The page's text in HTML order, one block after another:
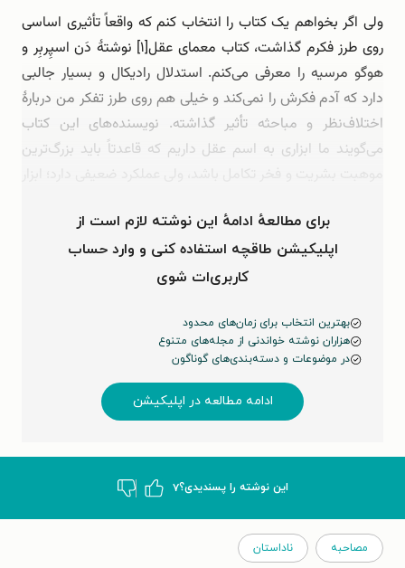
ولی اگر بخواهم یک کتاب را انتخاب کنم که واقعاً تأثیری اساسی
روی طرز فکرم گذاشت، کتاب معمای عقل[۱] نوشتۀ دَن اسپِربِر و
هوگو مرسیه را معرفی می‌کنم. استدلال رادیکال و بسیار جالبی
دارد که آدم فکرش را نمی‌کند و خیلی هم روی طرز تفکر من دربارۀ
اختلاف‌نظر و مباحثه تأثیر گذاشته. نویسنده‌های این کتاب
می‌گویند ما ابزاری به اسم عقل داریم که قاعدتاً باید بزرگ‌ترین
برای مطالعهٔ ادامهٔ این نوشته لازم است از
اپلیکیشن طاقچه استفاده کنی و وارد حساب
کاربری‌ات شوی
بهترین انتخاب برای زمان‌های محدود
هزاران نوشته خواندنی از مجله‌های متنوع
در موضوعات و دسته‌بندی‌های گوناگون
ادامه مطالعه در اپلیکیشن
این نوشته‌ را پسندیدی؟۷
مصاحبه ناداستان